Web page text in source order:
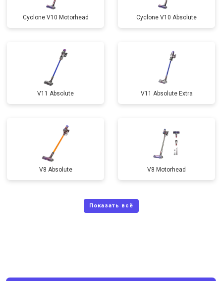
Cyclone V10 Motorhead Cyclone V10 Absolute
V11 Absolute V11 Absolute Extra
V8 Absolute V8 Motorhead